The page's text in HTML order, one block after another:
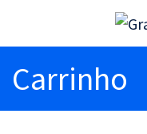
Carrinho